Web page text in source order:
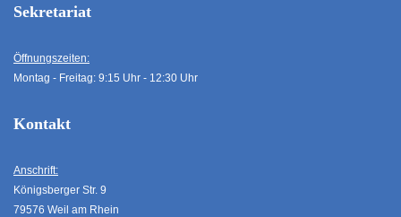
Sekretariat
Öffnungszeiten:
Montag - Freitag: 9:15 Uhr - 12:30 Uhr
Kontakt
Anschrift:
Königsberger Str. 9
79576 Weil am Rhein